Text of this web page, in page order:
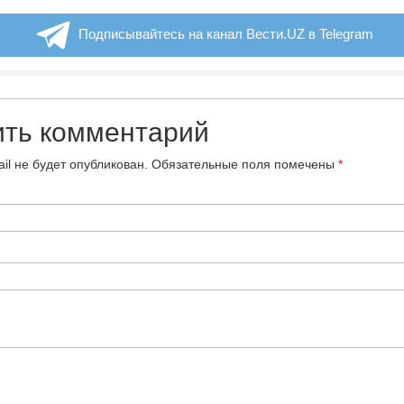
Подписывайтесь на канал Вести.UZ в Telegram
комментарий
не будет опубликован. Обязательные поля помечены *